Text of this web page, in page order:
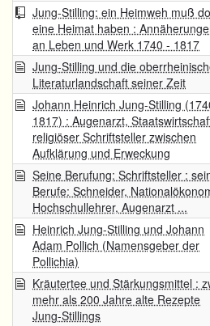
Jung-Stilling: ein Heimweh muß
eine Heimat haben :
an Leben und Werk 1740 - 1817
Jung-Stilling und die
Literaturlandschaft seiner Zeit
Johann Heinrich Jung-Stilling
1817) : Augenarzt,
religiöser Schriftsteller zwischen
Aufklärung und Erweckung
Seine Berufung: Schriftsteller :
Berufe: Schneider,
Hochschullehrer, Augenarzt ...
Heinrich Jung-Stilling und Johann
Adam Pollich (Namensgeber der
Pollichia)
Kräutertee und Stärkungsmittel :
mehr als 200 Jahre alte Rezepte
Jung-Stillings